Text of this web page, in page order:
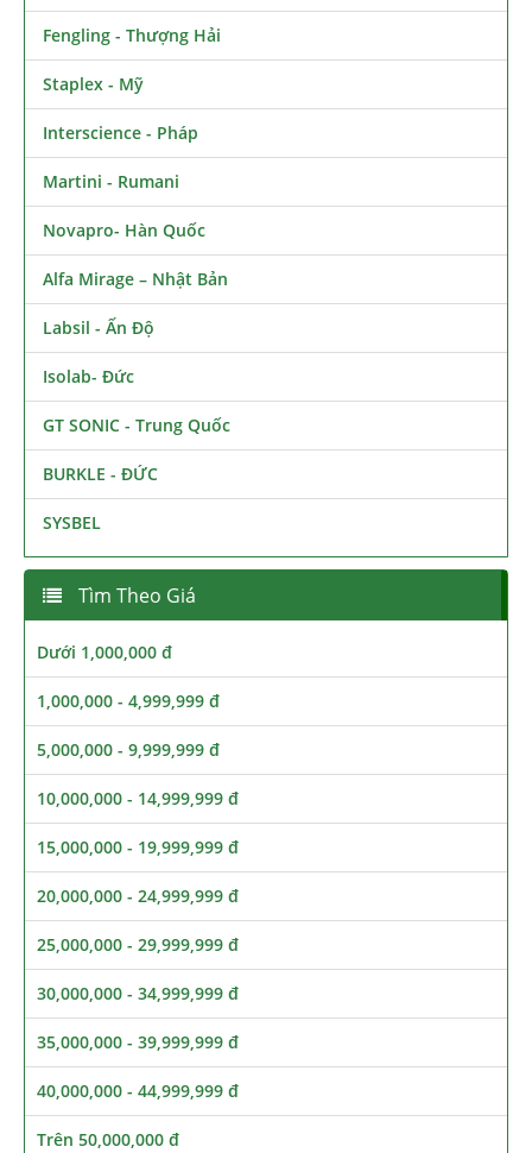
Fengling - Thượng Hải
Staplex - Mỹ
Interscience - Pháp
Martini - Rumani
Novapro- Hàn Quốc
Alfa Mirage – Nhật Bản
Labsil - Ấn Độ
Isolab- Đức
GT SONIC - Trung Quốc
BURKLE - ĐỨC
SYSBEL
Tìm Theo Giá
Dưới 1,000,000 đ
1,000,000 - 4,999,999 đ
5,000,000 - 9,999,999 đ
10,000,000 - 14,999,999 đ
15,000,000 - 19,999,999 đ
20,000,000 - 24,999,999 đ
25,000,000 - 29,999,999 đ
30,000,000 - 34,999,999 đ
35,000,000 - 39,999,999 đ
40,000,000 - 44,999,999 đ
Trên 50,000,000 đ